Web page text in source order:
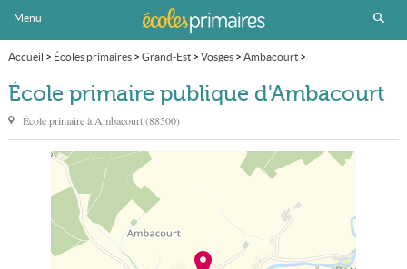
Menu
Accueil > Écoles primaires> Grand-Est> Vosges> Ambacourt>
École primaire publique
École primaire publique d'Ambacourt
École primaire à Ambacourt(88500)